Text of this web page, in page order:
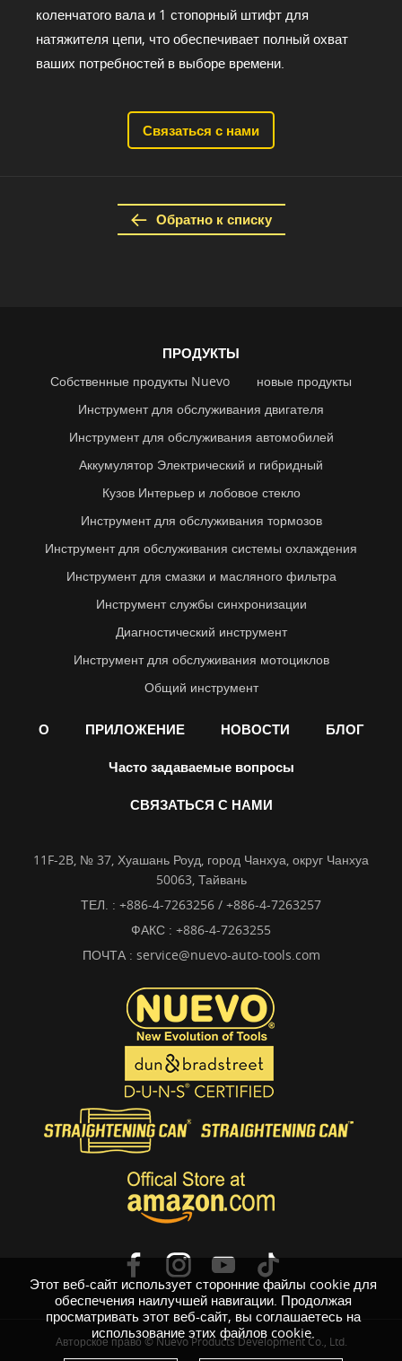
коленчатого вала и 1 стопорный штифт для
натяжителя цепи, что обеспечивает полный охват
ваших потребностей в выборе времени.
Связаться с нами
Обратно к списку
Этот веб-сайт использует сторонние файлы cookie для
обеспечения наилучшей навигации. Продолжая
просматривать этот веб-сайт, вы соглашаетесь на
использование этих файлов cookie.
ПРОДУКТЫ
Собственные продукты Nuevo
новые продукты
Инструмент для обслуживания двигателя
Инструмент для обслуживания автомобилей
Аккумулятор Электрический и гибридный
Кузов Интерьер и лобовое стекло
Инструмент для обслуживания тормозов
Инструмент для обслуживания системы охлаждения
Инструмент для смазки и масляного фильтра
Инструмент службы синхронизации
Диагностический инструмент
Инструмент для обслуживания мотоциклов
Общий инструмент
О ПРИЛОЖЕНИЕ НОВОСТИ БЛОГ
Часто задаваемые вопросы
СВЯЗАТЬСЯ С НАМИ
11F-2B, № 37, Хуашань Роуд, город Чанхуа, округ Чанхуа
50063, Тайвань
ТЕЛ. : +886-4-7263256 / +886-4-7263257
ФАКС : +886-4-7263255
ПОЧТА : service@nuevo-auto-tools.com
Авторское право © Nuevo Products Development Co., Ltd.